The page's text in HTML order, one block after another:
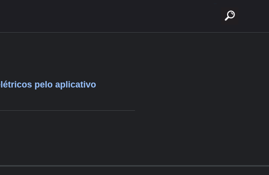
pelo aplicativo